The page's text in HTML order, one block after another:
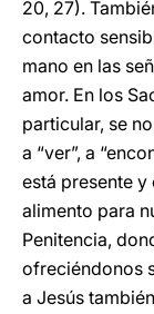
20, 27).
contacto
mano en las
amor. En los
particular, se
a “ver”, a
está presente
alimento para
Penitencia,
ofreciéndonos
a Jesús